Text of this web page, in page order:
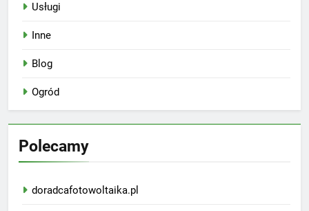
Usługi
Inne
Blog
Ogród
Polecamy
doradcafotowoltaika.pl